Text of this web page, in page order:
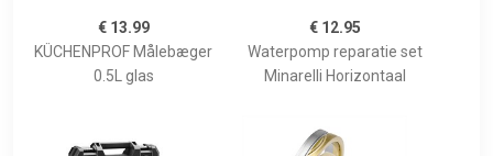
€ 13.99
KÜCHENPROF Målebæger
0.5L glas
€ 12.95
Waterpomp reparatie set
Minarelli Horizontaal